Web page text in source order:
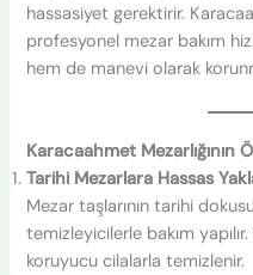
hassasiyet gerektirir.
profesyonel mezar bakım
hem de manevi olarak
Karacaahmet Mezarlığının
Tarihi Mezarlara Hassas
Mezar taşlarının tarihi
temizleyicilerle bakım
koruyucu cilalarla temizlenir.